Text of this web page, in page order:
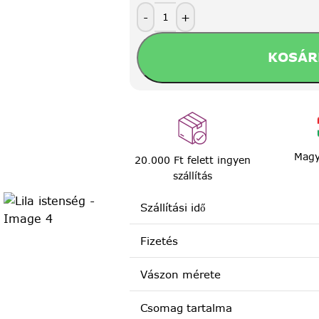
- +
20.000 Ft felett ingyen
szállítás
Szállítási idő
Fizetés
Vászon mérete
Csomag tartalma